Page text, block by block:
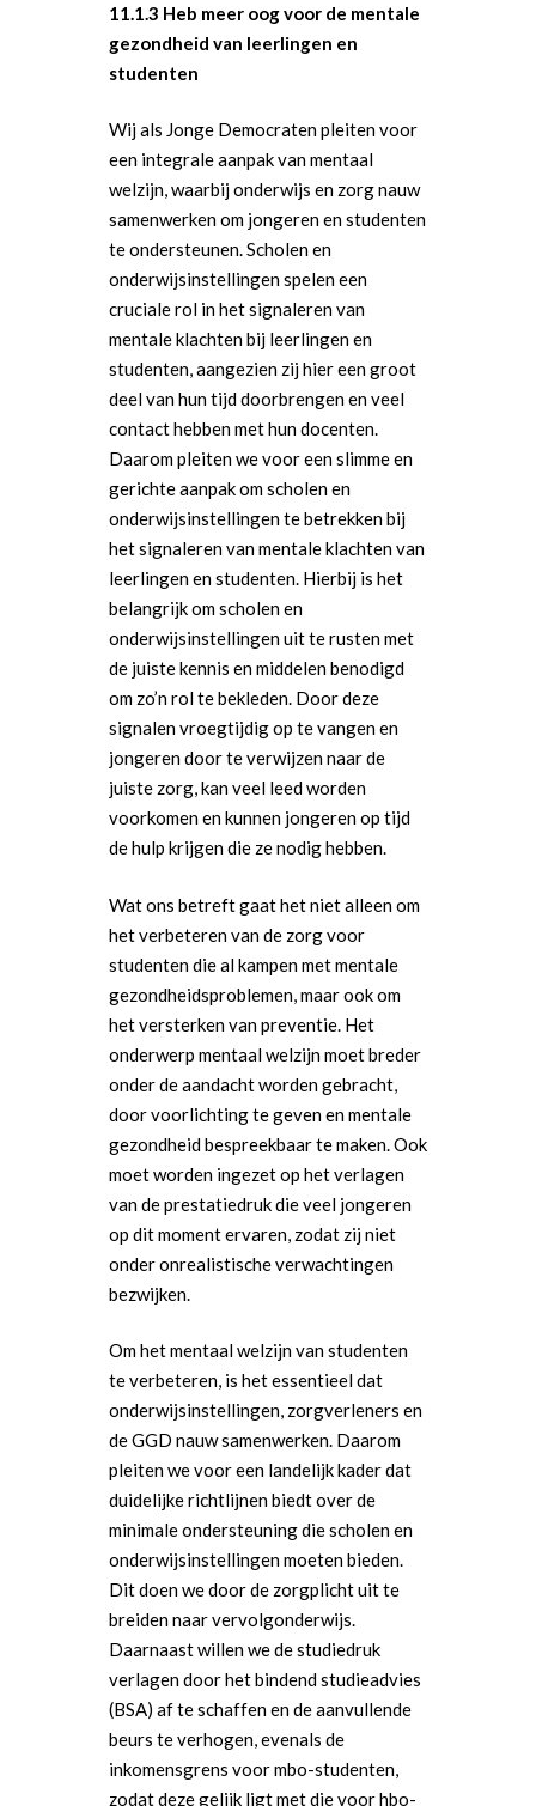
11.1.3 Heb meer oog voor de mentale
gezondheid van leerlingen en
studenten
Wij als Jonge Democraten pleiten voor
een integrale aanpak van mentaal
welzijn, waarbij onderwijs en zorg nauw
samenwerken om jongeren en studenten
te ondersteunen. Scholen en
onderwijsinstellingen spelen een
cruciale rol in het signaleren van
mentale klachten bij leerlingen en
studenten, aangezien zij hier een groot
deel van hun tijd doorbrengen en veel
contact hebben met hun docenten.
Daarom pleiten we voor een slimme en
gerichte aanpak om scholen en
onderwijsinstellingen te betrekken bij
het signaleren van mentale klachten van
leerlingen en studenten. Hierbij is het
belangrijk om scholen en
onderwijsinstellingen uit te rusten met
de juiste kennis en middelen benodigd
om zo’n rol te bekleden. Door deze
signalen vroegtijdig op te vangen en
jongeren door te verwijzen naar de
juiste zorg, kan veel leed worden
voorkomen en kunnen jongeren op tijd
de hulp krijgen die ze nodig hebben.
Wat ons betreft gaat het niet alleen om
het verbeteren van de zorg voor
studenten die al kampen met mentale
gezondheidsproblemen, maar ook om
het versterken van preventie. Het
onderwerp mentaal welzijn moet breder
onder de aandacht worden gebracht,
door voorlichting te geven en mentale
gezondheid bespreekbaar te maken. Ook
moet worden ingezet op het verlagen
van de prestatiedruk die veel jongeren
op dit moment ervaren, zodat zij niet
onder onrealistische verwachtingen
bezwijken.
Om het mentaal welzijn van studenten
te verbeteren, is het essentieel dat
onderwijsinstellingen, zorgverleners en
de GGD nauw samenwerken. Daarom
pleiten we voor een landelijk kader dat
duidelijke richtlijnen biedt over de
minimale ondersteuning die scholen en
onderwijsinstellingen moeten bieden.
Dit doen we door de zorgplicht uit te
breiden naar vervolgonderwijs.
Daarnaast willen we de studiedruk
verlagen door het bindend studieadvies
(BSA) af te schaffen en de aanvullende
beurs te verhogen, evenals de
inkomensgrens voor mbo-studenten,
zodat deze gelijk ligt met die voor hbo-
Word actief
Welkom bij de Jonge
Democraten!
Agenda
Standpunten
Moties en Politiek
Beginselen
Politiek
Internationaal
Vereniging